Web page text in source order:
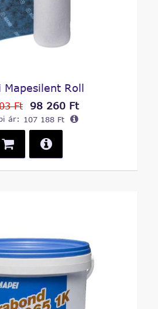
Mapesilent Roll
Ft 98 260 Ft
ár: 107 188 Ft